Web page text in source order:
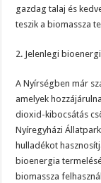
gazdag talaj és
teszik a biomassza
2. Jelenlegi
A Nyírségben már
amelyek
dioxid-kibocsátás
Nyíregyházi
hulladékot
bioenergia
biomassza